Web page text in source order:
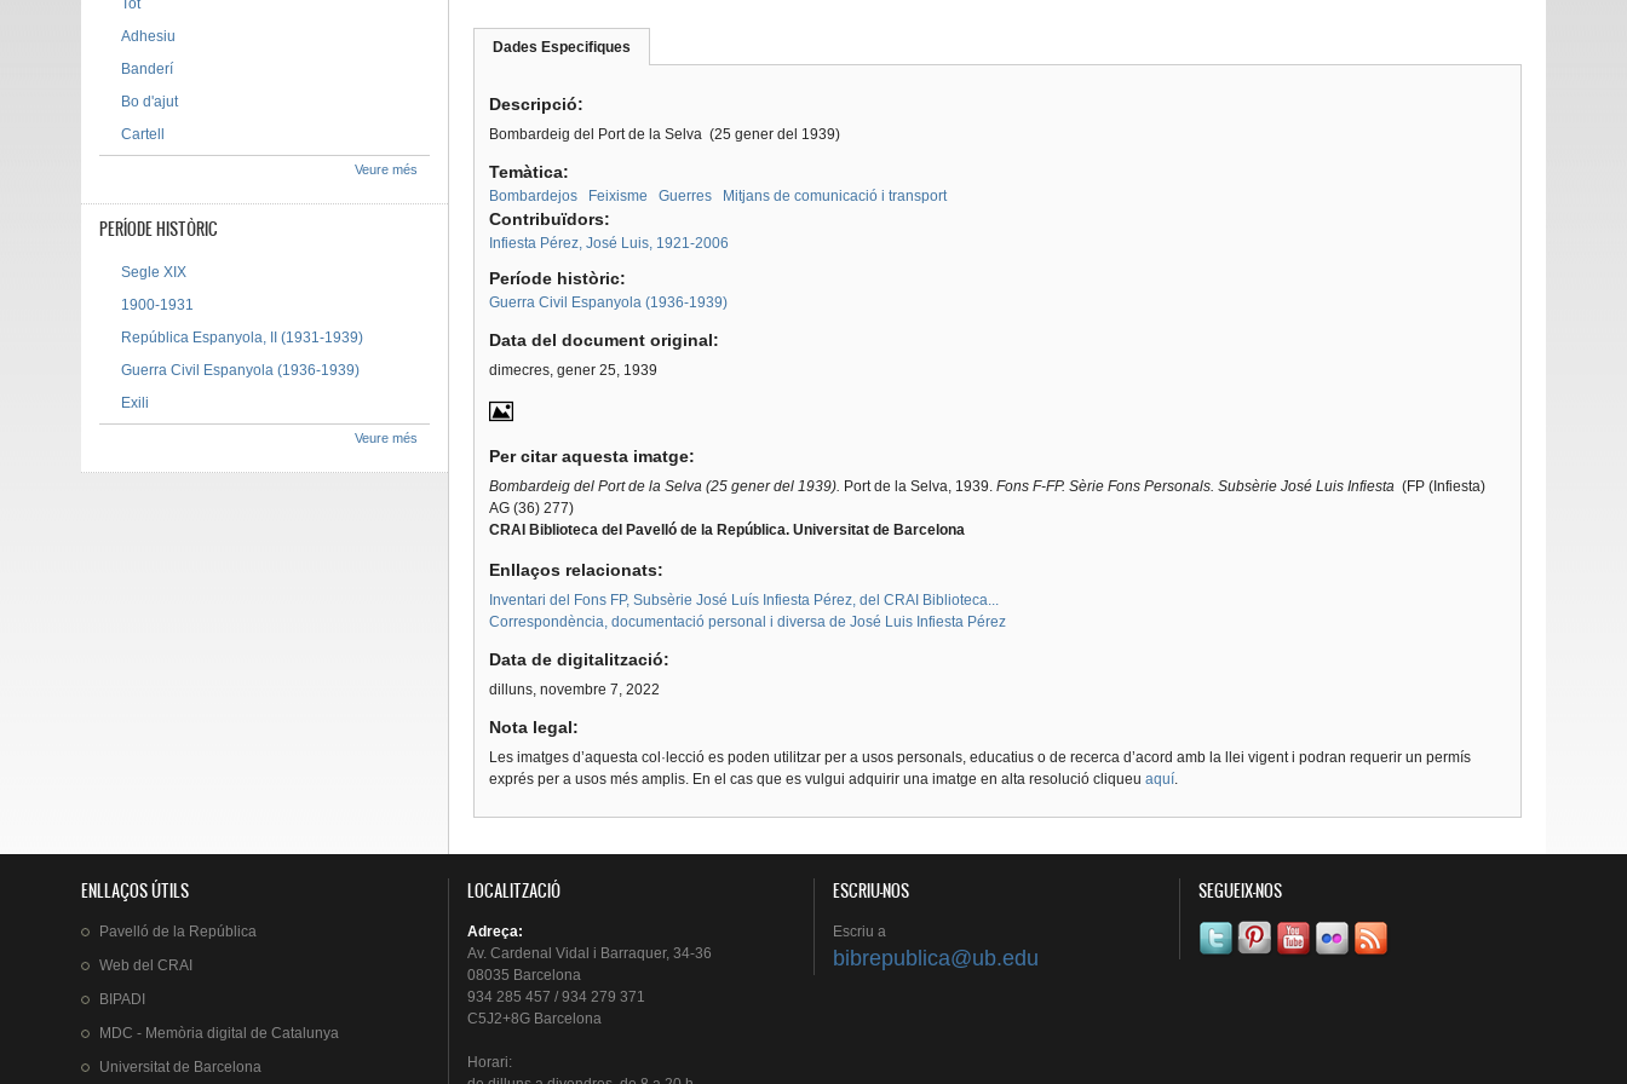
Dades Especifiques
activa)
Descripció:
Bombardeig del Port de la Selva (25 gener del 1939)
Temàtica:
Bombardejos Feixisme Guerres Mitjans de comunicació i transport
Contribuïdors:
Infiesta Pérez, José Luis, 1921-2006
Període històric:
Guerra Civil Espanyola (1936-1939)
Data del document original:
dimecres, gener 25, 1939
Per citar aquesta imatge:
Bombardeig del Port de la Selva (25 gener del 1939). Port de la Selva, 1939. Fons F-FP. Sèrie Fons Personals. SubsèrieJosé Luis Infiesta(FP (Infiesta)
AG (36) 277)
CRAI Biblioteca del Pavelló de la República. Universitat de Barcelona
Enllaços relacionats:
Inventari del Fons FP, Subsèrie José Luís Infiesta Pérez, del CRAI Biblioteca...
Correspondència, documentació personal i diversa de José Luis Infiesta Pérez
Data de digitalització:
dilluns, novembre 7, 2022
Nota legal:
Les imatges d’aquesta col·lecció es poden utilitzar per a usos personals, educatius o de recerca d’acord amb la llei vigent i podran requerir un permís
exprés per a usos més amplis. En el cas que es vulgui adquirir una imatge en alta resolució cliqueu aquí.
Tot
Adhesiu
Banderí
Bo d'ajut
Cartell
Veure més
PERÍODE HISTÒRIC
Segle XIX
1900-1931
República Espanyola, II (1931-1939)
Guerra Civil Espanyola (1936-1939)
Exili
Veure més
ENLLAÇOS ÚTILS
Pavelló de la República
Web delCRAI
BIPADI
MDC - Memòria digital de Catalunya
Universitat de Barcelona
LOCALITZACIÓ
Adreça:
Av. Cardenal Vidal i Barraquer, 34-36
08035 Barcelona
934 285 457 / 934 279 371
C5J2+8G Barcelona
Horari:
ESCRIU-NOS
Escriu a
bibrepublica@ub.edu
SEGUEIX-NOS